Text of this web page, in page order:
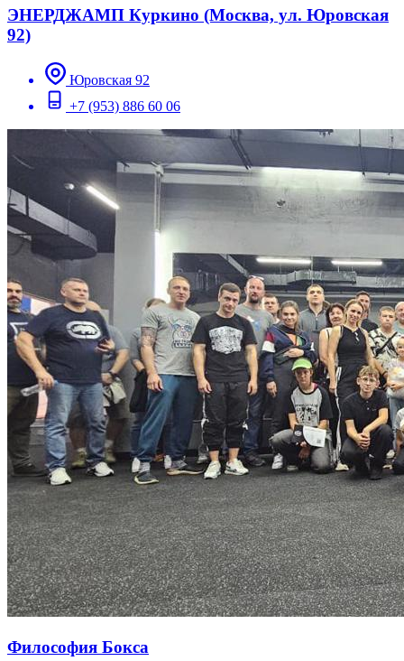
ЭНЕРДЖАМП Куркино (Москва, ул. Юровская
92)
Юровская 92
+7 (953) 886 60 06
Философия Бокса